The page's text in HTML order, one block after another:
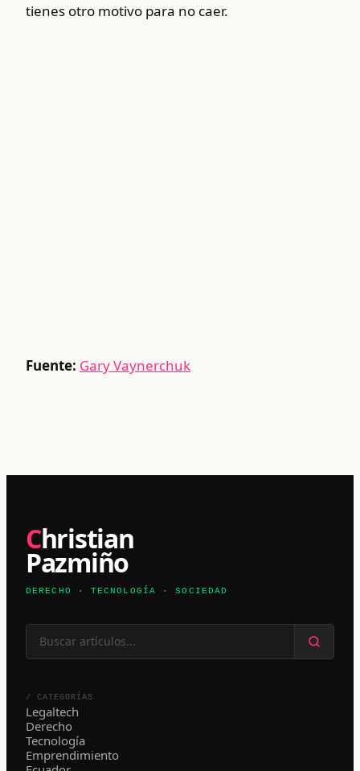
tienes otro motivo para no caer.
Fuente: Gary Vaynerchuk
Christian
Pazmiño
DERECHO · TECNOLOGÍA · SOCIEDAD
/ CATEGORÍAS
Legaltech
Derecho
Tecnología
Emprendimiento